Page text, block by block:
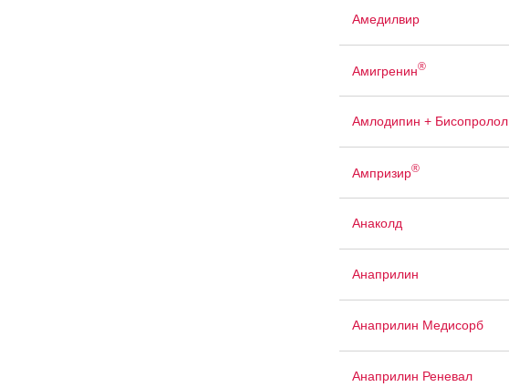
Амедилвир
Амигренин®
Амлодипин + Бисопролол
Ампризир®
Анаколд
Анаприлин
Анаприлин Медисорб
Анаприлин Реневал